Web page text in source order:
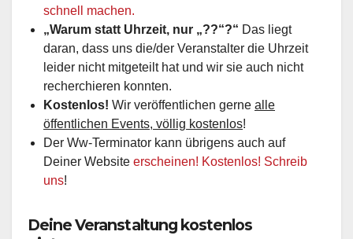
schnell machen.
„Warum statt Uhrzeit, nur „??“?“ Das liegt
daran, dass uns die/der Veranstalter die Uhrzeit
leider nicht mitgeteilt hat und wir sie auch nicht
recherchieren konnten.
Kostenlos! Wir veröffentlichen gerne alle
öffentlichen Events, völlig kostenlos!
Der Ww-Terminator kann übrigens auch auf
Deiner Website erscheinen! Kostenlos! Schreib
uns!
Deine Veranstaltung kostenlos